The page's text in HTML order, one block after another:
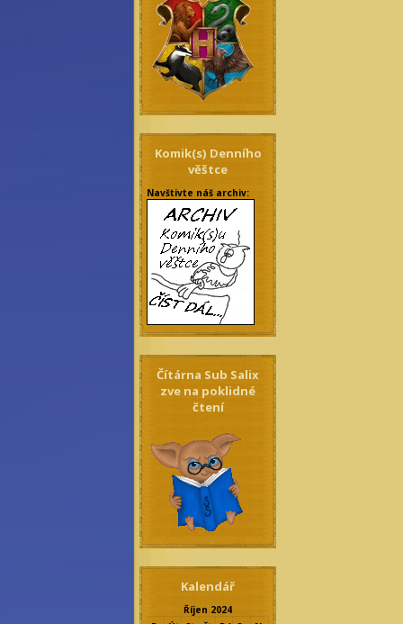
Komik(s) Denního
věštce
Navštivte náš archiv:
Čítárna Sub Salix
zve na poklidné
čtení
Kalendář
Říjen 2024